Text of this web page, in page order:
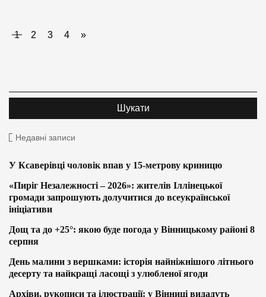
1 2 3 4 »
Недавні записи
У Ксаверівці чоловік впав у 15-метрову криницю
«Пиріг Незалежності – 2026»: жителів Іллінецької
громади запрошують долучитися до всеукраїнської
ініціативи
Дощ та до +25°: якою буде погода у Вінницькому районі 8
серпня
День малини з вершками: історія найніжнішого літнього
десерту та найкращі ласощі з улюбленої ягоди
Архіви, рукописи та ілюстрації: у Вінниці видадуть